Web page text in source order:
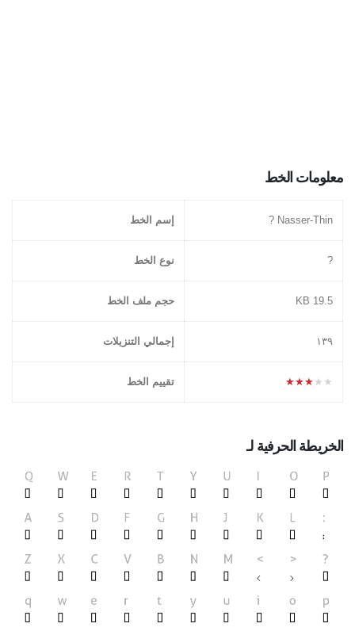
معلومات الخط
Nasser-Thin ? إسم الخط
? نوع الخط
19.5 KB حجم ملف الخط
١۳۹ إجمالي التنزيلات
★★★★★ تقييم الخط
الخريطة الحرفية لـ